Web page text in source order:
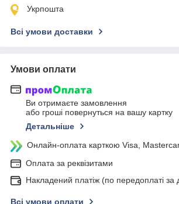
Укрпошта
Всі умови доставки
Умови оплати
Ви отримаєте замовлення
або гроші повернуться на вашу картку
Детальніше
Онлайн-оплата карткою Visa,
Оплата за реквізитами
Накладений платіж (по передоплаті за
Всі умови оплати